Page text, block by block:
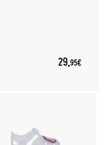
29,95€